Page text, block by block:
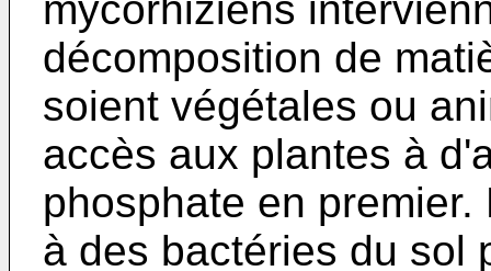
décomposition de
soient végétales ou
accès aux plantes à
phosphate en
à des bactéries du sol